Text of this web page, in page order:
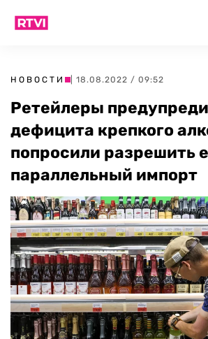
НОВОСТИ | 18.08.2022 / 09:52
Ретейлеры
дефицита крепкого
попросили разрешить
параллельный импорт